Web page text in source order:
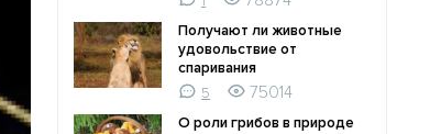
Получают ли животные
удовольствие от
спаривания
5
75014
О роли грибов в природе